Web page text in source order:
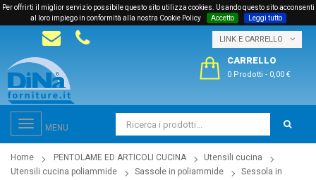
Per offrirti il miglior servizio possibile questo sito utilizza cookies. Usando questo sito acconsenti
al loro impiego in conformità alla nostra Cookie Policy
Accetto Leggi tutto
LINK E CARRELLO
CARRELLO
0 Prodotti - 0,00 €
Toggle
navigation
MENU
Home PENTOLAME ED ARTICOLI CUCINA
Utensili cucina
Utensili cucina poliammide
Sassole in poliammide
Sessola in